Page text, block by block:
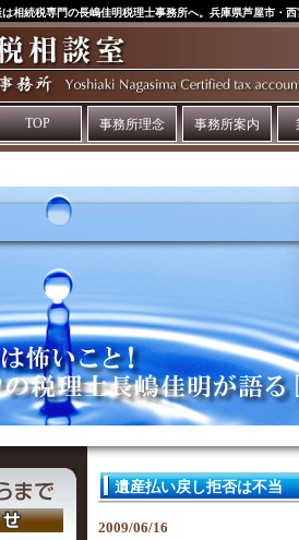
相続税専門の長嶋佳明税理士事務所へ。兵庫県芦屋市・西
TOP 事務所理念 事務所案内
遺産払い戻し拒否は不当
2009/06/16